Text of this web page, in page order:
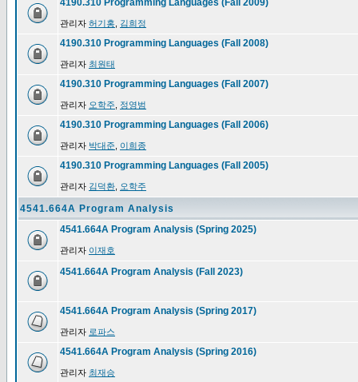
4190.310 Programming Languages (Fall 2009)
관리자 허기홍 김희정
4190.310 Programming Languages (Fall 2008)
관리자 최원태
4190.310 Programming Languages (Fall 2007)
관리자 오학주 정영범
4190.310 Programming Languages (Fall 2006)
관리자 박대준 이희종
4190.310 Programming Languages (Fall 2005)
관리자 김덕환 오학주
4541.664A Program Analysis
4541.664A Program Analysis (Spring 2025)
관리자 이재호
4541.664A Program Analysis (Fall 2023)
4541.664A Program Analysis (Spring 2017)
관리자 로파스
4541.664A Program Analysis (Spring 2016)
관리자 최재승